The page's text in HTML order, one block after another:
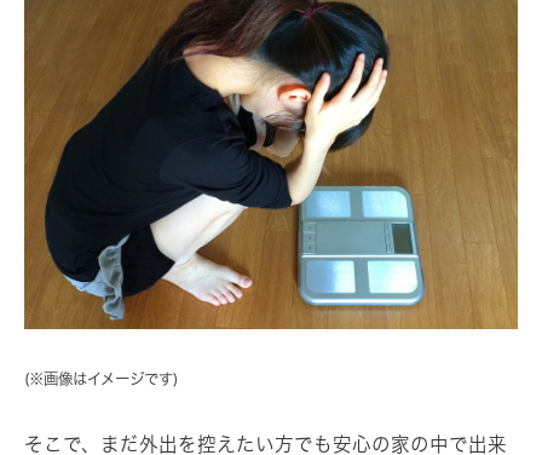
(※画像はイメージです)
そこで、まだ外出を控えたい方でも安心の家の中で出来